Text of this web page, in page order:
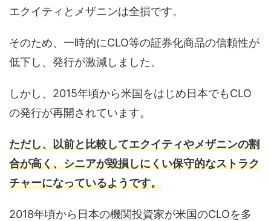
エクイティとメザニンは全損です。
そのため、一時的にCLO等の証券化商品の信頼性が
低下し、発行が激減しました。
しかし、2015年頃から米国をはじめ日本でもCLO
の発行が再開されています。
ただし、以前と比較してエクイティやメザニンの割
合が高く、シニアが毀損しにくい保守的なストラク
チャーになっているようです。
2018年頃から日本の機関投資家が米国のCLOを多